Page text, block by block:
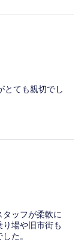
とても親切でし
ッフが柔軟に
場や旧市街も
た。